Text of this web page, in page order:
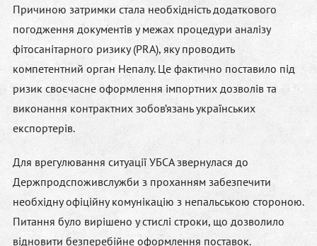
Причиною затримки стала необхідність додаткового
погодження документів у межах процедури аналізу
фітосанітарного ризику (PRA), яку проводить
компетентний орган Непалу. Це фактично поставило під
ризик своєчасне оформлення імпортних дозволів та
виконання контрактних зобов’язань українських
експортерів.
Для врегулювання ситуації УБСА звернулася до
Держпродспоживслужби з проханням забезпечити
необхідну офіційну комунікацію з непальською стороною.
Питання було вирішено у стислі строки, що дозволило
відновити безперебійне оформлення поставок.